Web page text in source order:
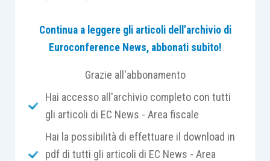
simmetricamente corrispondesse un debito della
società iscritto a fronte di un onere dedotto,
l’obbligo di sottoporne a tassazione il relativo
ammontare in capo al socio, avendo le nuove
disposizioni rimediato al “salto d’imposta
sarebbe potuto originare in vigenza del
precedente impianto normativo.
Continua a leggere gli articoli dell’archivio di
Euroconference News, abbonati subito!
Grazie all'abbonamento
Hai accesso all'archivio completo con tutti
gli articoli di EC News - Area fiscale
Hai la possibilità di effettuare il download in
pdf di tutti gli articoli di EC News - Area